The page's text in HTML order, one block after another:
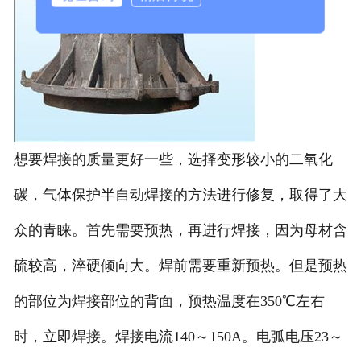
想要焊接的质量更好一些，选择变形较小的二氧化
碳，气体保护半自动焊接的方法进行修复，取得了大
众的青睐。首先需要预热，再进行焊接，因为母材含
硫较高，淬硬倾向大。焊前需要重新预热。但是预热
的部位为焊接部位的背面，预热温度在350℃左右
时，立即焊接。焊接电流140～150A。电弧电压23～